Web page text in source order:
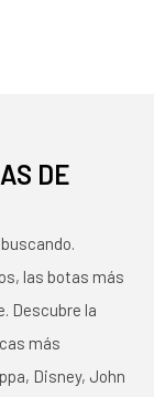
DE
las botas más
Descubre la
más
Disney, John